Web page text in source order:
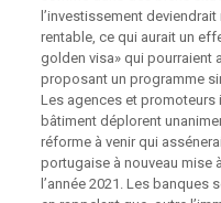
l’investissement
rentable, ce qui aurait un
golden visa» qui pourraient
proposant un programme
Les agences et promoteurs
bâtiment déplorent
réforme à venir qui
portugaise à nouveau mise
l’année 2021. Les banques